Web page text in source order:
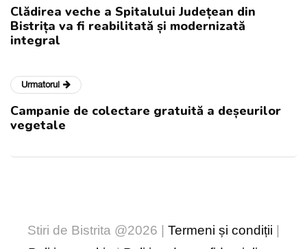
Clădirea veche a Spitalului Județean din
Bistrița va fi reabilitată și modernizată
integral
Urmatorul
Campanie de colectare gratuită a deșeurilor
vegetale
Stiri de Bistrita @2026 | Termeni și condiții